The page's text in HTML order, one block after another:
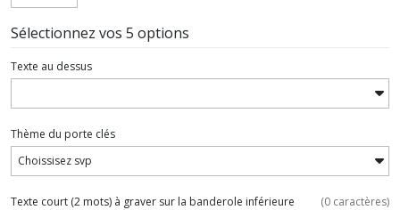
Sélectionnez vos 5 options
Texte au dessus
Thème du porte clés
Texte court (2 mots) à graver sur la banderole inférieure (0 caractères)